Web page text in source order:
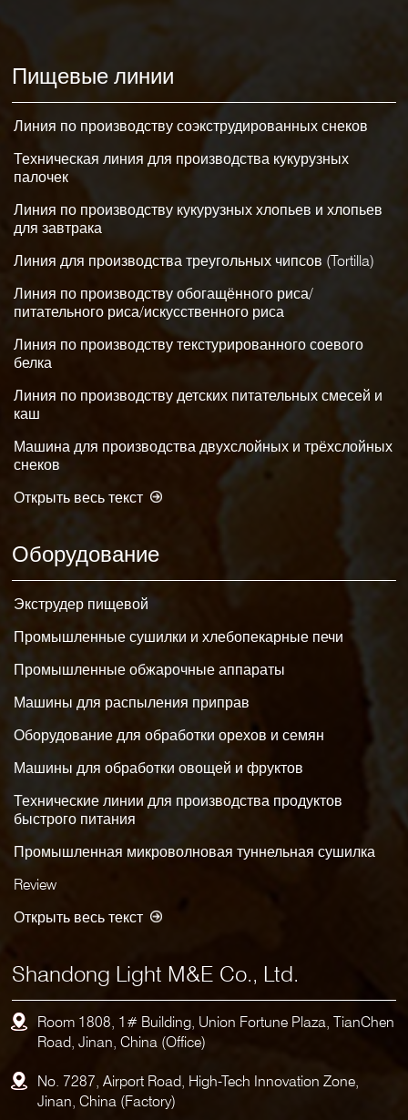
Пищевые линии
Линия по производству соэкструдированных снеков
Техническая линия для производства кукурузных
палочек
Линия по производству кукурузных хлопьев и хлопьев
для завтрака
Линия для производства треугольных чипсов (Tortilla)
Линия по производству обогащённого риса/
питательного риса/искусственного риса
Линия по производству текстурированного соевого
белка
Линия по производству детских питательных смесей и
каш
Машина для производства двухслойных и трёхслойных
снеков
Открыть весь текст
Оборудование
Экструдер пищевой
Промышленные сушилки и хлебопекарные печи
Промышленные обжарочные аппараты
Машины для распыления приправ
Оборудование для обработки орехов и семян
Машины для обработки овощей и фруктов
Технические линии для производства продуктов
быстрого питания
Промышленная микроволновая туннельная сушилка
Review
Открыть весь текст
Shandong Light M&E Co., Ltd.
Room 1808, 1# Building, Union Fortune Plaza, TianChen
Road, Jinan, China (Office)
No. 7287, Airport Road, High-Tech Innovation Zone,
Jinan, China (Factory)